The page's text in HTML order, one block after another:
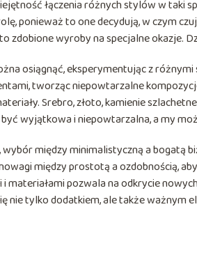
łączenia różnych stylów w taki
ponieważ to one decydują, w czym
zdobione wyroby na specjalne okazje.
osiągnąć, eksperymentując z
tworząc niepowtarzalne
Srebro, złoto, kamienie
wyjątkowa i niepowtarzalna, a my
między minimalistyczną a bogatą
między prostotą a ozdobnością,
materiałami pozwala na odkrycie
nie tylko dodatkiem, ale także ważnym